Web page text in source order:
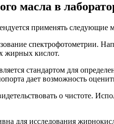
масла в
применять следующие
спектрофотометрии.
жирных кислот.
стандартом для
дает возможность
о чистоте.
для исследования